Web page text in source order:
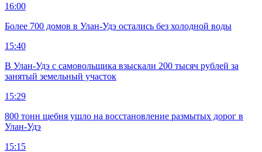
16:00
Более 700 домов в Улан-Удэ остались без холодной воды
15:40
В Улан-Удэ с самовольщика взыскали 200 тысяч рублей за
занятый земельный участок
15:29
800 тонн щебня ушло на восстановление размытых дорог в
Улан-Удэ
15:15